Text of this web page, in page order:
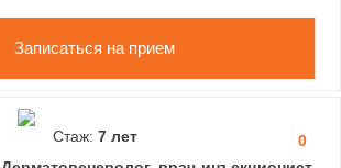
Записаться на прием
0
Стаж: 7 лет